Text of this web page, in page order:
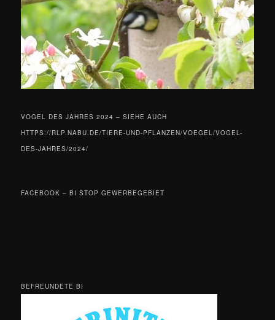
VOGEL DES JAHRES 2024 – SIEHE AUCH
HTTPS://RLP.NABU.DE/TIERE-UND-PFLANZEN/VOEGEL/VOGEL-
DES-JAHRES/2024/
FACEBOOK – BI STOP GEWERBEGEBIET
BEFREUNDETE BI